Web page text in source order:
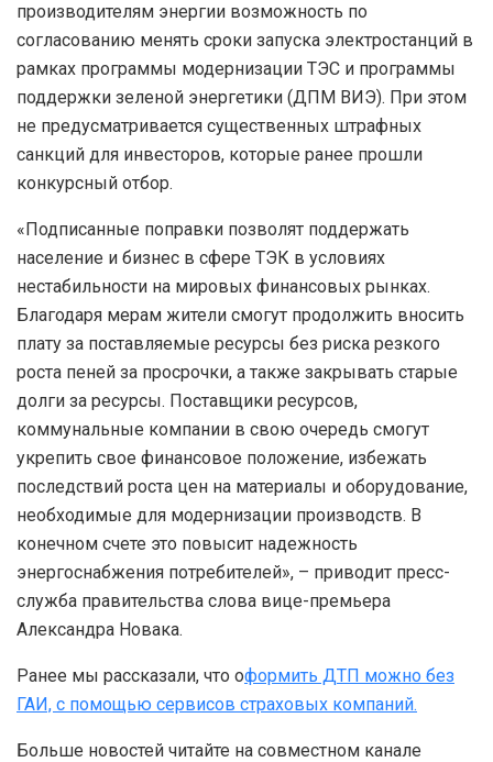
производителям энергии возможность по
согласованию менять сроки запуска электростанций в
рамках программы модернизации ТЭС и программы
поддержки зеленой энергетики (ДПМ ВИЭ). При этом
не предусматривается существенных штрафных
санкций для инвесторов, которые ранее прошли
конкурсный отбор.
«Подписанные поправки позволят поддержать
население и бизнес в сфере ТЭК в условиях
нестабильности на мировых финансовых рынках.
Благодаря мерам жители смогут продолжить вносить
плату за поставляемые ресурсы без риска резкого
роста пеней за просрочки, а также закрывать старые
долги за ресурсы. Поставщики ресурсов,
коммунальные компании в свою очередь смогут
укрепить свое финансовое положение, избежать
последствий роста цен на материалы и оборудование,
необходимые для модернизации производств. В
конечном счете это повысит надежность
энергоснабжения потребителей», – приводит пресс-
служба правительства слова вице-премьера
Александра Новака.
Ранее мы рассказали, что оформить ДТП можно без
ГАИ, с помощью сервисов страховых компаний.
Больше новостей читайте на совместном канале